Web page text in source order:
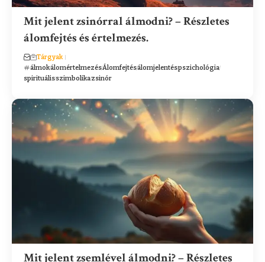
Mit jelent zsinórral álmodni? – Részletes
álomfejtés és értelmezés.
Tárgyak
álmokálomértelmezésÁlomfejtésálomjelentéspszichológia
spirituálisszimbolikazsinór
Mit jelent zsemlével álmodni? – Részletes